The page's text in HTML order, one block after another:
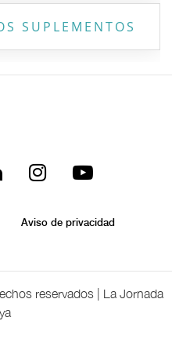
SUPLEMENTOS
Aviso de privacidad
reservados | La Jornada